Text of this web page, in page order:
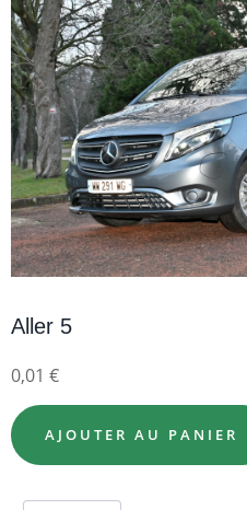
Aller 5
0,01 €
AJOUTER AU PANIER